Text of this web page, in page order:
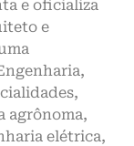
e oficializa
e
agrônoma,
elétrica,